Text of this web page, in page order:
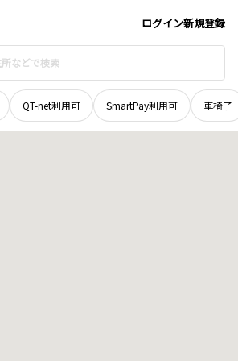
ログイン新規登録
QT-net利用可 SmartPay利用可 車椅子